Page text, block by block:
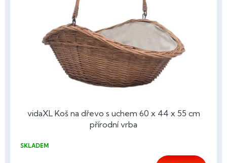
vidaXL Koš na dřevo s uchem 60 x 44 x 55 cm
přírodní vrba
SKLADEM